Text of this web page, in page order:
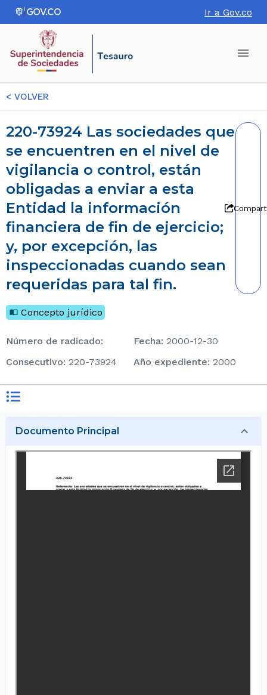
Ir a Gov.co
< VOLVER
220-73924 Las sociedades que
se encuentren en el nivel de
vigilancia o control, están
obligadas a enviar a esta
Entidad la información
financiera de fin de ejercicio;
y, por excepción, las
inspeccionadas cuando sean
requeridas para tal fin.
Concepto jurídico
Número de radicado: Fecha: 2000-12-30
consecutivo: 220-73924 Año expediente: 2000
Documento Principal